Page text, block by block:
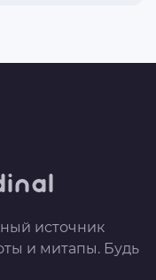
источник
и митапы. Будь